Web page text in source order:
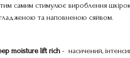
самим стимулює вироблення
та наповненою сяйвом.
moisture lift rich - насичений,